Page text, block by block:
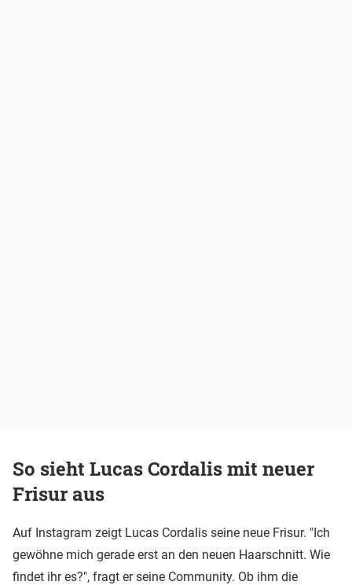
So sieht Lucas Cordalis mit neuer
Frisur aus
Auf Instagram zeigt Lucas Cordalis seine neue Frisur. "Ich
gewöhne mich gerade erst an den neuen Haarschnitt. Wie
findet ihr es?", fragt er seine Community. Ob ihm die